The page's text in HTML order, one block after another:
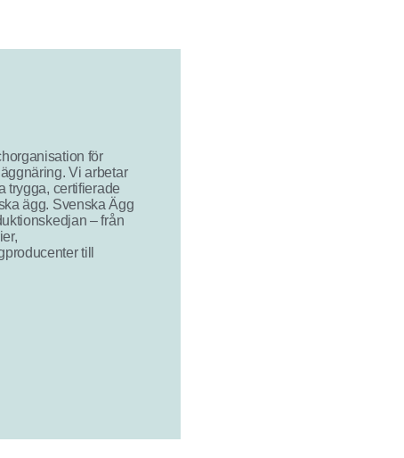
för
Vi arbetar
trygga, certifierade
ägg. Svenska Ägg
– från
till